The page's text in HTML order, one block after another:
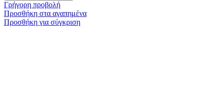
Γρήγορη προβολή
Προσθήκη στα αγαπημένα
Προσθήκη για σύγκριση